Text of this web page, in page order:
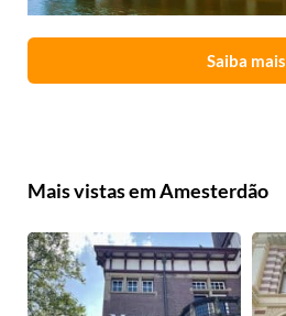
Saiba mais
Mais vistas em Amesterdão